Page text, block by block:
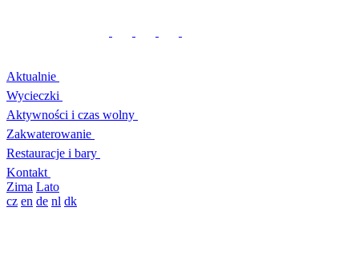
Aktualnie
Wycieczki
Aktywności i czas wolny
Zakwaterowanie
Restauracje i bary
Kontakt
Zima Lato
cz en de nl dk